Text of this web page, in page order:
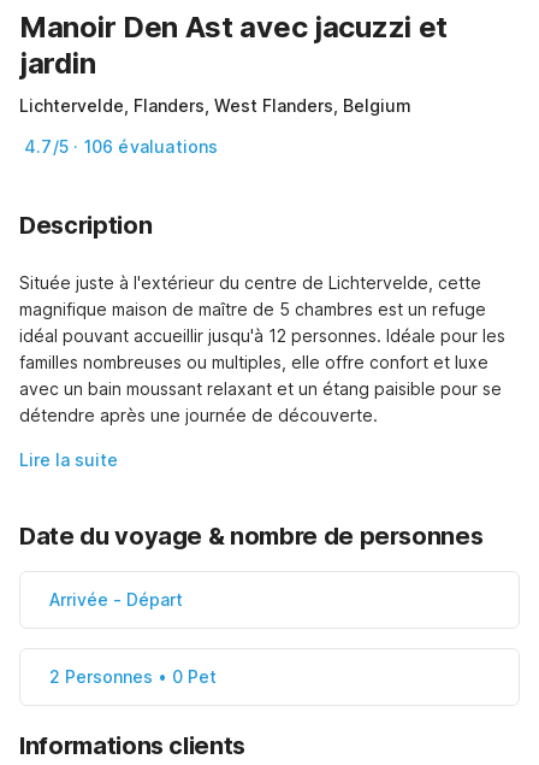
Manoir Den Ast avec jacuzzi et
jardin
Lichtervelde, Flanders, West Flanders, Belgium
4.7/5 · 106 évaluations
Description
Située juste à l'extérieur du centre de Lichtervelde, cette
magnifique maison de maître de 5 chambres est un refuge
idéal pouvant accueillir jusqu'à 12 personnes. Idéale pour les
familles nombreuses ou multiples, elle offre confort et luxe
avec un bain moussant relaxant et un étang paisible pour se
détendre après une journée de découverte.
Lire la suite
Date du voyage & nombre de personnes
Arrivée - Départ
2 Personnes • 0 Pet
Informations clients